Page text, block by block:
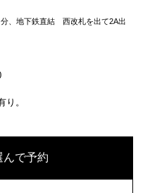
詳しくはこちら
、地下鉄直結 西改札を出て2A出
り。
んで予約